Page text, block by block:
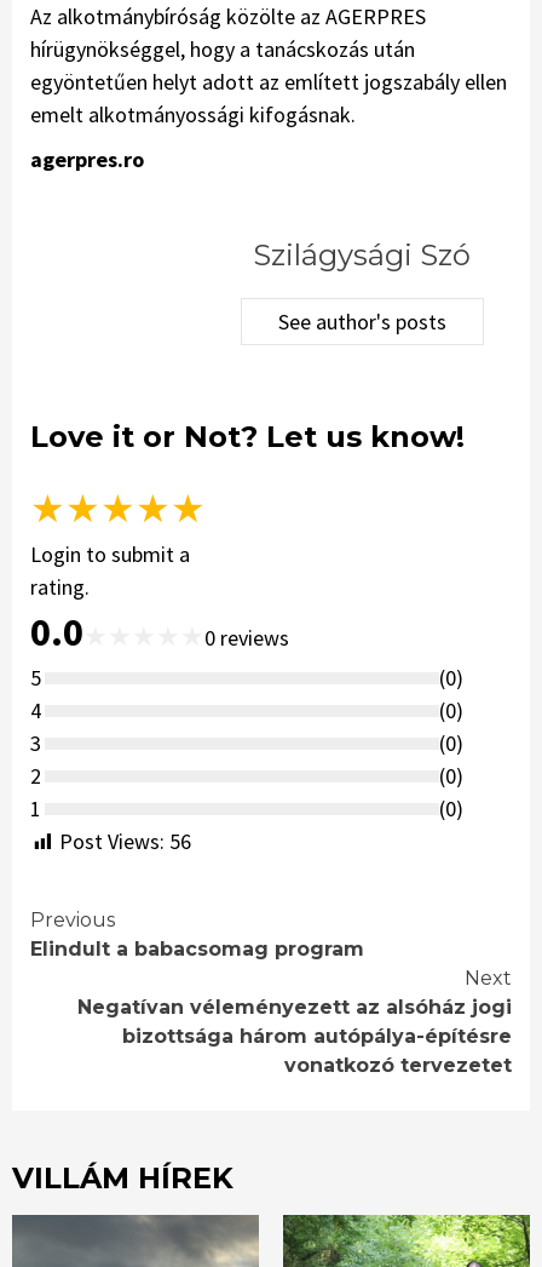
Az alkotmánybíróság közölte az AGERPRES
hírügynökséggel, hogy a tanácskozás után
egyöntetűen helyt adott az említett jogszabály ellen
emelt alkotmányossági kifogásnak.
agerpres.ro
Szilágysági Szó
See author's posts
Love it or Not? Let us know!
★★★★★
Login to submit a
rating.
0.0 0 reviews
5
(0)
4
(0)
3
(0)
2
(0)
1
(0)
Post Views: 56
Continue
Previous
Elindult a babacsomag program
Next
Negatívan véleményezett az alsóház jogi
bizottsága három autópálya-építésre
vonatkozó tervezetet
VILLÁM HÍREK